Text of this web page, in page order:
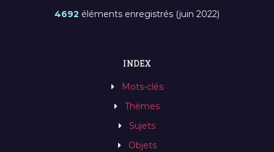
4692 éléments enregistrés (juin 2022)
INDEX
Mots-clés
Thèmes
Sujets
Objets